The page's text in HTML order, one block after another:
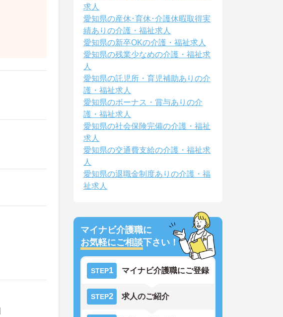
求人
愛知県の産休･育休･介護休暇取得実
績ありの介護・福祉求人
愛知県の新卒OKの介護・福祉求人
愛知県の残業少なめの介護・福祉求
人
愛知県の託児所・育児補助ありの介
護・福祉求人
愛知県のボーナス・賞与ありの介
護・福祉求人
愛知県の社会保険完備の介護・福祉
求人
愛知県の交通費支給の介護・福祉求
人
愛知県の退職金制度ありの介護・福
祉求人
マイナビ介護職に
お気軽にご相談下さい！
STEP1 マイナビ介護職にご登録
STEP2 求人のご紹介